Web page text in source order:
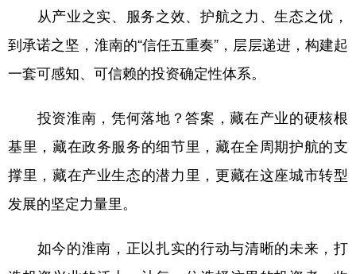
从产业之实、服务之效、护航之力、生态之优，
到承诺之坚，淮南的“信任五重奏”，层层递进，构建起
一套可感知、可信赖的投资确定性体系。
投资淮南，凭何落地？答案，藏在产业的硬核根
基里，藏在政务服务的细节里，藏在全周期护航的支
撑里，藏在产业生态的潜力里，更藏在这座城市转型
发展的坚定力量里。
如今的淮南，正以扎实的行动与清晰的未来，打